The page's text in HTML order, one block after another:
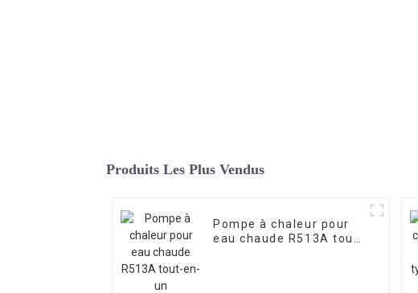
Produits Les Plus Vendus
Pompe à chaleur pour
eau chaude R513A tout-